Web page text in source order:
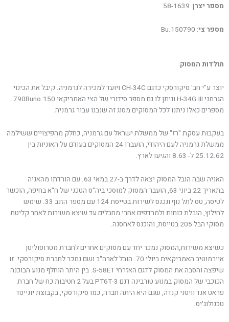
מספר יצרן: 58-1639
מספר צי: Bu.150790
תולדות המסוק:
יוצר ע"י חב' סיקורסקי כדגם CH-34C ויועד למכירה לגרמניה. קיבל את הכינוי
הגרמני H-34G.III וניתן לו גם מספר סידורי של הצי האמריקאי 790Buno.150 .
מספרים כאלו ניתנו לכל המסוקים מסוג זה שנבנו עבור גרמניה.
בעקבות עסקת "רז" של ממשלת ישראל עם גרמניה, כחלק מהפיצויים ששילמה
ממשלת גרמניה לעם היהודי, הועברו 24 המסוקים בעודם על האוניות בין
25.12.62 ל- 8.63 והגיעו לארץ.
האניה שבה הובל המסוק יצאה לדרך ב-27 במאי 63. עם הורדתו מהאניה
בתאריך 22 ביוני 63, הועבר המסוק למוסכי ביה"ס הטכני של ח"א בחיפה, הוכשר
לטיסה, טס לתל נוף ונכנס לשירות בטייסת 124 עם מספר הזנב 33. שימש
לחילוץ, הובלת כוחות ולמרדפים אחרי מחבלים עד שיצא משירות לאחר קליטת
מסוקי הבל 205 בטייסת, והוכנס לאחסנה.
כשיצא משירות,המסוק נמכר יחד עם מסוקים אחרים לחברת מטרופוליטן
איירמוטיב האמריקאית ביולי 70. הובל לארה"ב ושם נמכר לחברת סיקורסקי. זו
שיפצה והסבה את המסוק לדגם האזרחי S-58ET. בין היתר הוחלף מנוע הבוכנה
הכוכבי של המסוק במנוע טורבינה דגם 3-PT6T בעל 2 חטיבות כח של חברת
פראט אנד וויטני קנדה, שגם היא היתה חברה, כמו סיקורסקי, בקבוצת יונייטד
טכנולוג'יס.